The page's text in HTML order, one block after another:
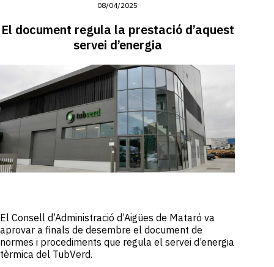
08/04/2025
El document regula la prestació d’aquest
servei d’energia
El Consell d’Administració d’Aigües de Mataró va
aprovar a finals de desembre el document de
normes i procediments que regula el servei d’energia
tèrmica del TubVerd.